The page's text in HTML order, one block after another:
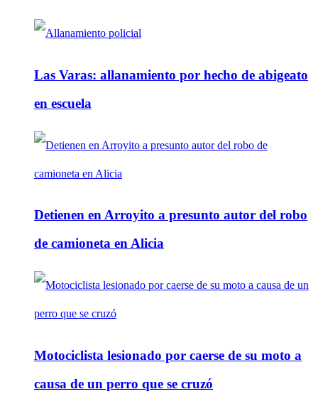
Las Varas: allanamiento por hecho de abigeato
en escuela
Detienen en Arroyito a presunto autor del robo
de camioneta en Alicia
Motociclista lesionado por caerse de su moto a
causa de un perro que se cruzó